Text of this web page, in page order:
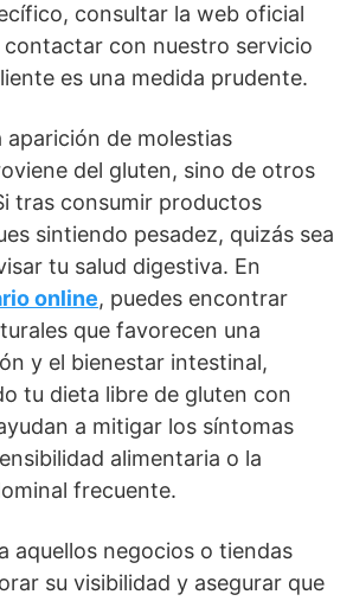
consultar la web oficial
con nuestro servicio
es una medida prudente.
aparición de molestias
del gluten, sino de otros
tras consumir productos
sintiendo pesadez, quizás sea
tu salud digestiva. En
online, puedes encontrar
que favorecen una
y el bienestar intestinal,
tu dieta libre de gluten con
a mitigar los síntomas
alimentaria o la
frecuente.
aquellos negocios o tiendas
su visibilidad y asegurar que